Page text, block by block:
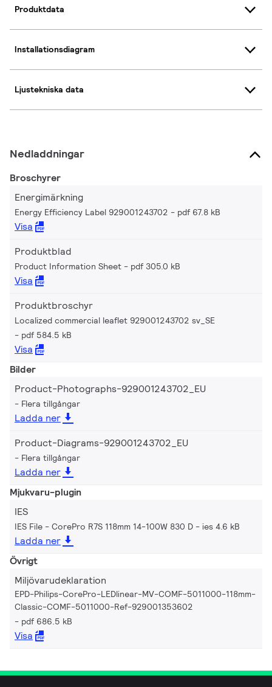
Produktdata
Installationsdiagram
Ljustekniska data
Nedladdningar
Broschyrer
Energimärkning
Energy Efficiency Label 929001243702 pdf 67.8 kB
Visa
Produktblad
Product Information Sheet pdf 305.0 kB
Visa
Produktbroschyr
Localized commercial leaflet 929001243702 sv_SE
pdf 584.5 kB
Visa
Bilder
Product-Photographs-929001243702_EU
Flera tillgångar
Ladda ner
Product-Diagrams-929001243702_EU
Flera tillgångar
Ladda ner
Mjukvaru-plugin
IES
IES File - CorePro R7S 118mm 14-100W 830 D ies 4.6 kB
Ladda ner
Övrigt
Miljövarudeklaration
EPD-Philips-CorePro-LEDlinear-MV-COMF-5011000-118mm-
Classic-COMF-5011000-Ref-929001353602
pdf 686.5 kB
Visa